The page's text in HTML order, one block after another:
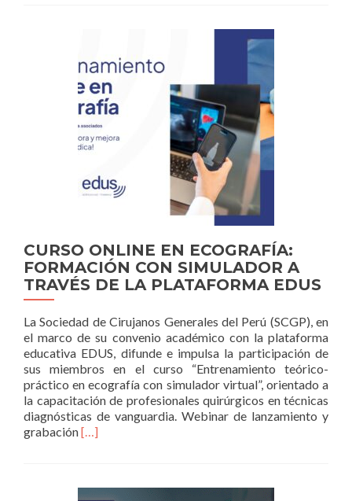
QUIRÚRGICAS
CURSO ONLINE EN ECOGRAFÍA:
FORMACIÓN CON SIMULADOR A
TRAVÉS DE LA PLATAFORMA EDUS
La Sociedad de Cirujanos Generales del Perú (SCGP), en
el marco de su convenio académico con la plataforma
educativa EDUS, difunde e impulsa la participación de
sus miembros en el curso “Entrenamiento teórico-
práctico en ecografía con simulador virtual”, orientado a
la capacitación de profesionales quirúrgicos en técnicas
diagnósticas de vanguardia. Webinar de lanzamiento y
grabaciónRead
[…]